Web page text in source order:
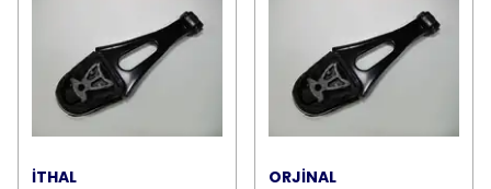
İTHAL ORJİNAL